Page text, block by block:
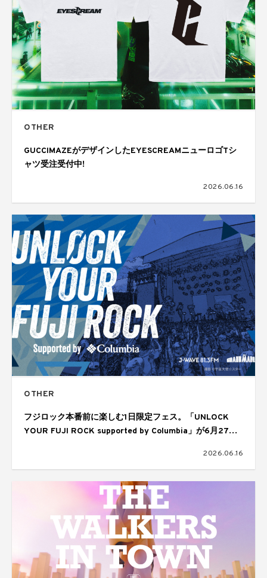
OTHER
GUCCIMAZEがデザインしたEYESCREAMニューロゴTシ
ャツ受注受付中!
2026.06.16
OTHER
フジロック本番前に楽しむ1日限定フェス。「UNLOCK
YOUR FUJI ROCK supported by Columbia」が6月27日
2026.06.16